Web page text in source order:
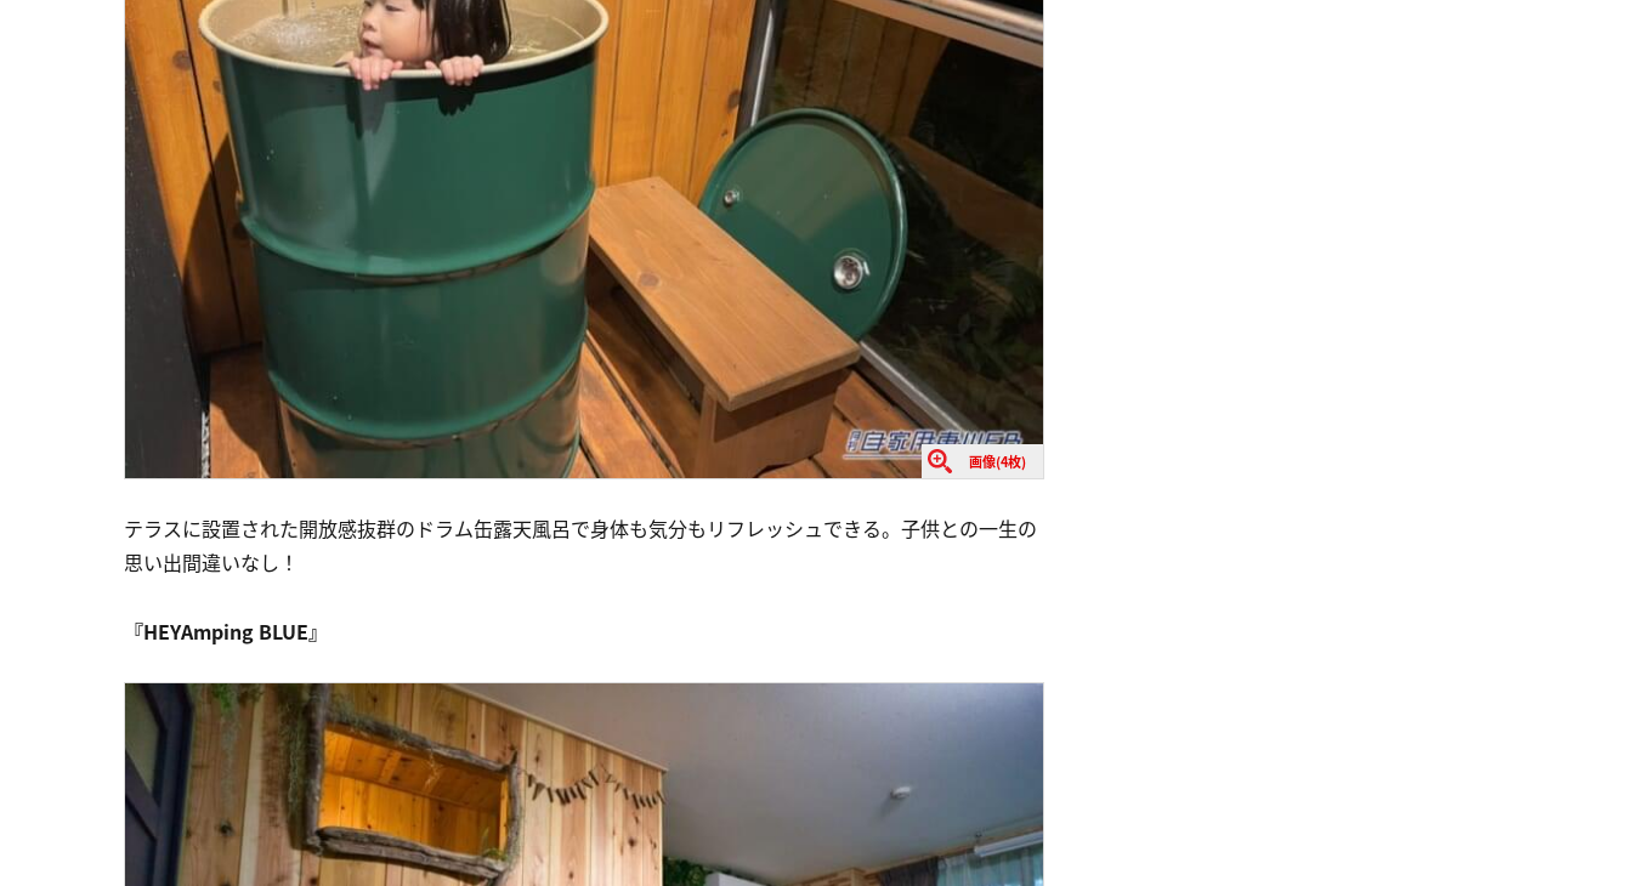
画像(4枚)
テラスに設置された開放感抜群のドラム缶露天風呂で身体も気分もリフレッシュできる。子供との一生の
思い出間違いなし！
『HEYAmping BLUE』